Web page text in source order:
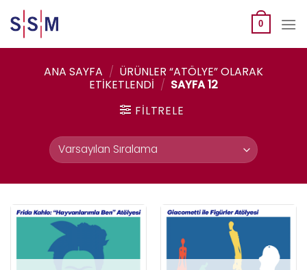
to
content
0
ANA SAYFA / ÜRÜNLER “ATÖLYE” OLARAK
ETIKETLENDI / SAYFA 12
FILTRELE